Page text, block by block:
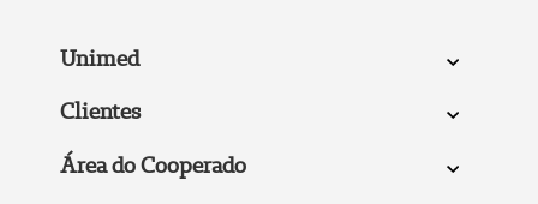
Unimed
Clientes
Área do Cooperado